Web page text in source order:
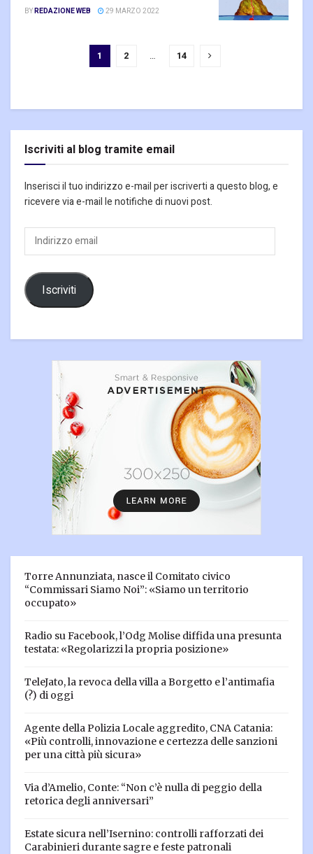
BYREDAZIONE WEB 29 MARZO 2022
1 2 … 14
Iscriviti al blog tramite email
Inserisci il tuo indirizzo e-mail per iscriverti a questo blog, e
ricevere via e-mail le notifiche di nuovi post.
Indirizzo
email
Iscriviti
Torre Annunziata, nasce il Comitato civico
“Commissari Siamo Noi”: «Siamo un territorio
occupato»
Radio su Facebook, l’Odg Molise diffida una presunta
testata: «Regolarizzi la propria posizione»
TeleJato, la revoca della villa a Borgetto e l’antimafia
(?) di oggi
Agente della Polizia Locale aggredito, CNA Catania:
«Più controlli, innovazione e certezza delle sanzioni
per una città più sicura»
Via d’Amelio, Conte: “Non c’è nulla di peggio della
retorica degli anniversari”
Estate sicura nell’Isernino: controlli rafforzati dei
Carabinieri durante sagre e feste patronali